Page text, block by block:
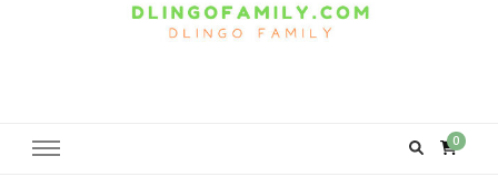
0